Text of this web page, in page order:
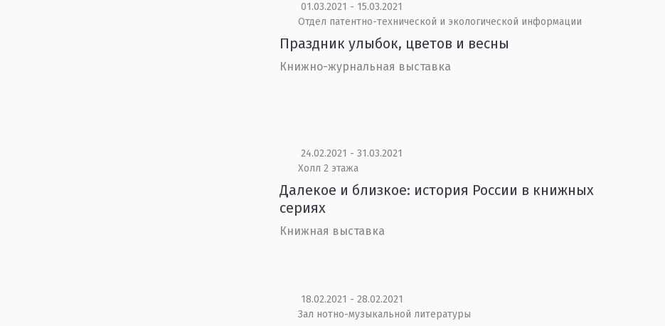
01.03.2021 - 15.03.2021
Отдел патентно-технической и экологической информации
Праздник улыбок, цветов и весны
Книжно-журнальная выставка
24.02.2021 - 31.03.2021
Холл 2 этажа
Далекое и близкое: история России в книжных
сериях
Книжная выставка
18.02.2021 - 28.02.2021
Зал нотно-музыкальной литературы